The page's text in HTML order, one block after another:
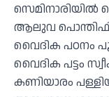
സെമിനാരിയില്‍
ആലുവ
വൈദിക പഠനം
വൈദിക പട്ടം
കണിയാരം